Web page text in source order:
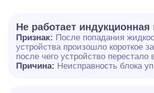
Не работает индукционная
Признак: После попадания
устройства произошло короткое
после чего устройство перестало
Причина: Неисправность блока